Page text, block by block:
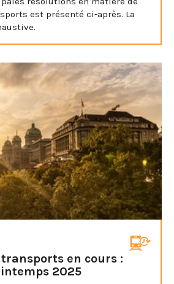
est présenté ci-après. La
en cours :
2025